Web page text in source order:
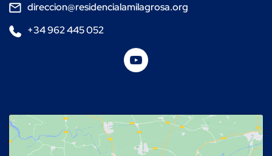
direccion@residencialamilagrosa.org
+34 962 445 052